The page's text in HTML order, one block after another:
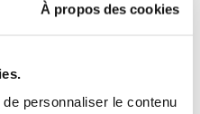
À propos des cookies
personnaliser le contenu
est un petit
…